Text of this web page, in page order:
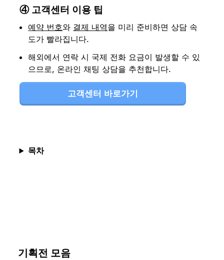
④ 고객센터 이용 팁
예약 번호와 결제 내역을 미리 준비하면 상담 속
도가 빨라집니다.
해외에서 연락 시 국제 전화 요금이 발생할 수 있
으므로, 온라인 채팅 상담을 추천합니다.
고객센터 바로가기
목차
기획전 모음